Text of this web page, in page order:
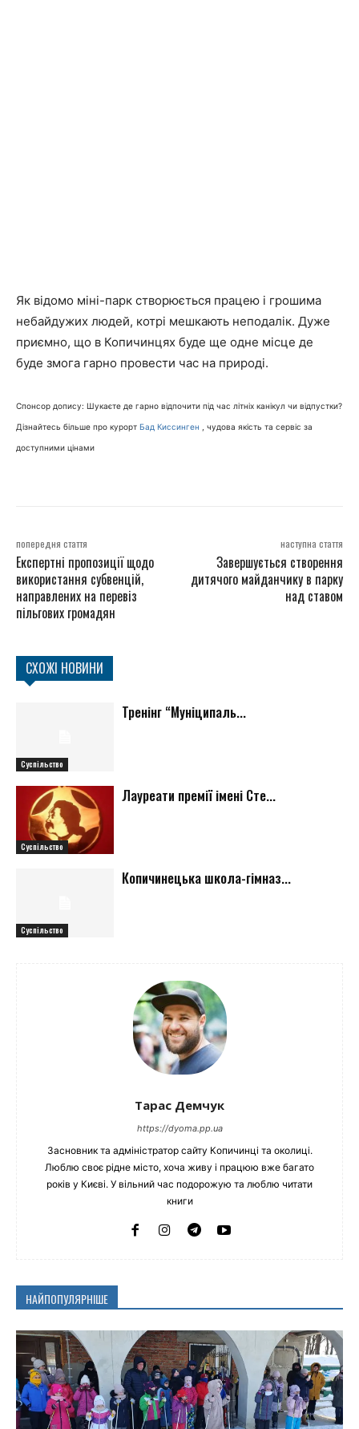
Як відомо міні-парк створюється працею і грошима
небайдужих людей, котрі мешкають неподалік. Дуже
приємно, що в Копичинцях буде ще одне місце де
буде змога гарно провести час на природі.
Спонсор допису: Шукаєте де гарно відпочити під час літніх канікул чи відпустки?
Дізнайтесь більше про курорт Бад Киссинген , чудова якість та сервіс за
доступними цінами
попередня стаття
Експертні пропозиції щодо
використання субвенцій,
направлених на перевіз
пільгових громадян
наступна стаття
Завершується створення
дитячого майданчику в парку
над ставом
СХОЖІ НОВИНИ
Суспільство
Тренінг “Муніципаль...
Суспільство
Лауреати премії імені Сте...
Суспільство
Копичинецька школа-гімназ...
Тарас Демчук
https://dyoma.pp.ua
Засновник та адміністратор сайту Копичинці та околиці.
Люблю своє рідне місто, хоча живу і працюю вже багато
років у Києві. У вільний час подорожую та люблю читати
книги
НАЙПОПУЛЯРНІШЕ